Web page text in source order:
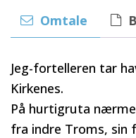
Omtale
Jeg-fortelleren tar
Kirkenes.
På hurtigruta
fra indre Troms, sin